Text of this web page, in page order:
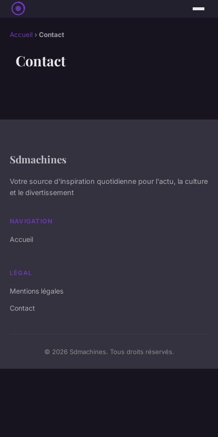
Accueil › Contact
Contact
Sdmachines
Votre source d'inspiration quotidienne pour l'actu, la culture
et le divertissement
NAVIGATION
Accueil
LÉGAL
Mentions légales
Contact
© 2026 Sdmachines. Tous droits réservés.